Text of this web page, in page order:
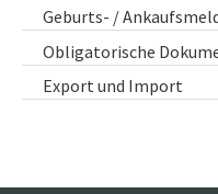
Geburts- /
Obligatorische
Export und Import